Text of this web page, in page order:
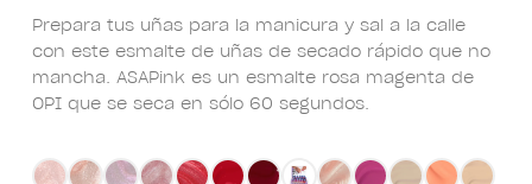
Prepara tus uñas para la manicura y sal a la calle
con este esmalte de uñas de secado rápido que no
mancha. ASAPink es un esmalte rosa magenta de
OPI que se seca en sólo 60 segundos.